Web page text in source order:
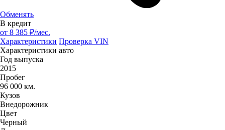
Обменять
В кредит
от 8 385 ₽/мес.
Характеристики Проверка VIN
Характеристики авто
Год выпуска
2015
Пробег
96 000 км.
Кузов
Внедорожник
Цвет
Черный